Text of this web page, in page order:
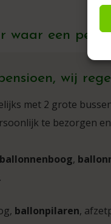
waar een
wij
met 2 grote
te bezorgen
ballonnenboog,
ballonpilaren,